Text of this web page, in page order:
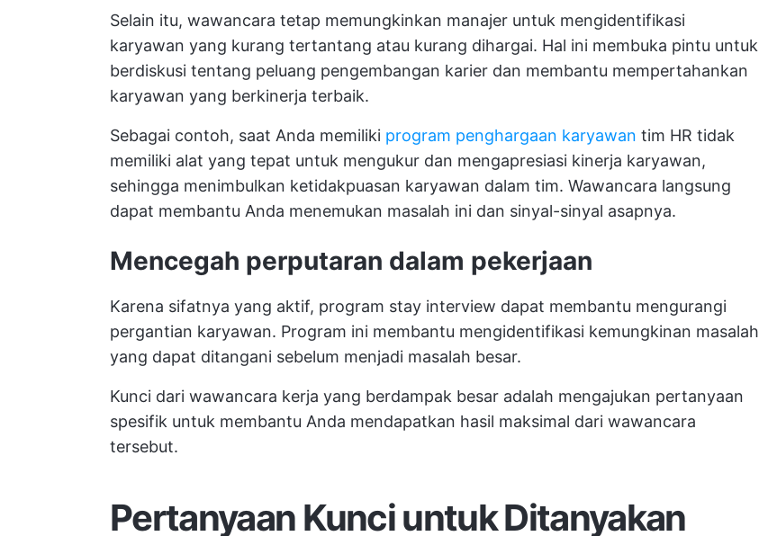
Selain itu, wawancara tetap memungkinkan manajer untuk mengidentifikasi
karyawan yang kurang tertantang atau kurang dihargai. Hal ini membuka pintu untuk
berdiskusi tentang peluang pengembangan karier dan membantu mempertahankan
karyawan yang berkinerja terbaik.
Sebagai contoh, saat Anda memiliki program penghargaan karyawan tim HR tidak
memiliki alat yang tepat untuk mengukur dan mengapresiasi kinerja karyawan,
sehingga menimbulkan ketidakpuasan karyawan dalam tim. Wawancara langsung
dapat membantu Anda menemukan masalah ini dan sinyal-sinyal asapnya.
Mencegah perputaran dalam pekerjaan
Karena sifatnya yang aktif, program stay interview dapat membantu mengurangi
pergantian karyawan. Program ini membantu mengidentifikasi kemungkinan masalah
yang dapat ditangani sebelum menjadi masalah besar.
Kunci dari wawancara kerja yang berdampak besar adalah mengajukan pertanyaan
spesifik untuk membantu Anda mendapatkan hasil maksimal dari wawancara
tersebut.
Pertanyaan Kunci untuk Ditanyakan